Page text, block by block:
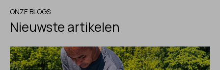
ONZE BLOGS
Nieuwste artikelen